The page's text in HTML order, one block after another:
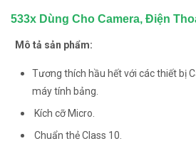
533x Dùng Cho Camera, Điện
Mô tả sản phẩm:
Tương thích hầu hết với các thiết bị
máy tính bảng.
Kích cỡ Micro.
Chuẩn thẻ Class 10.